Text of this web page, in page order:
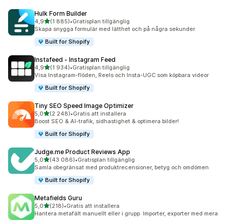
Hulk Form Builder
4,9av 5 stjärnor
(1 885)
1885 recensioner totalt
•Gratisplan tillgänglig
Skapa snygga formulär med lätthet och på några sekunder.
Built for Shopify
Instafeed ‑ Instagram Feed
4,9av 5 stjärnor
(1 934)
1934 recensioner totalt
•Gratisplan tillgänglig
Visa Instagram-flöden, Reels och Insta-UGC som köpbara videor
Built for Shopify
Tiny SEO Speed Image Optimizer
5,0av 5 stjärnor
(2 248)
2248 recensioner totalt
•Gratis att installera
Boost SEO & AI-trafik, sidhastighet & optimera bilder!
Built for Shopify
Judge.me Product Reviews App
5,0av 5 stjärnor
(43 086)
43086 recensioner totalt
•Gratisplan tillgänglig
Samla obegränsat med produktrecensioner, betyg och omdömen
Built for Shopify
Metafields Guru
5,0av 5 stjärnor
(218)
218 recensioner totalt
•Gratis att installera
Hantera metafält manuellt eller i grupp. Importer, exporter med mera